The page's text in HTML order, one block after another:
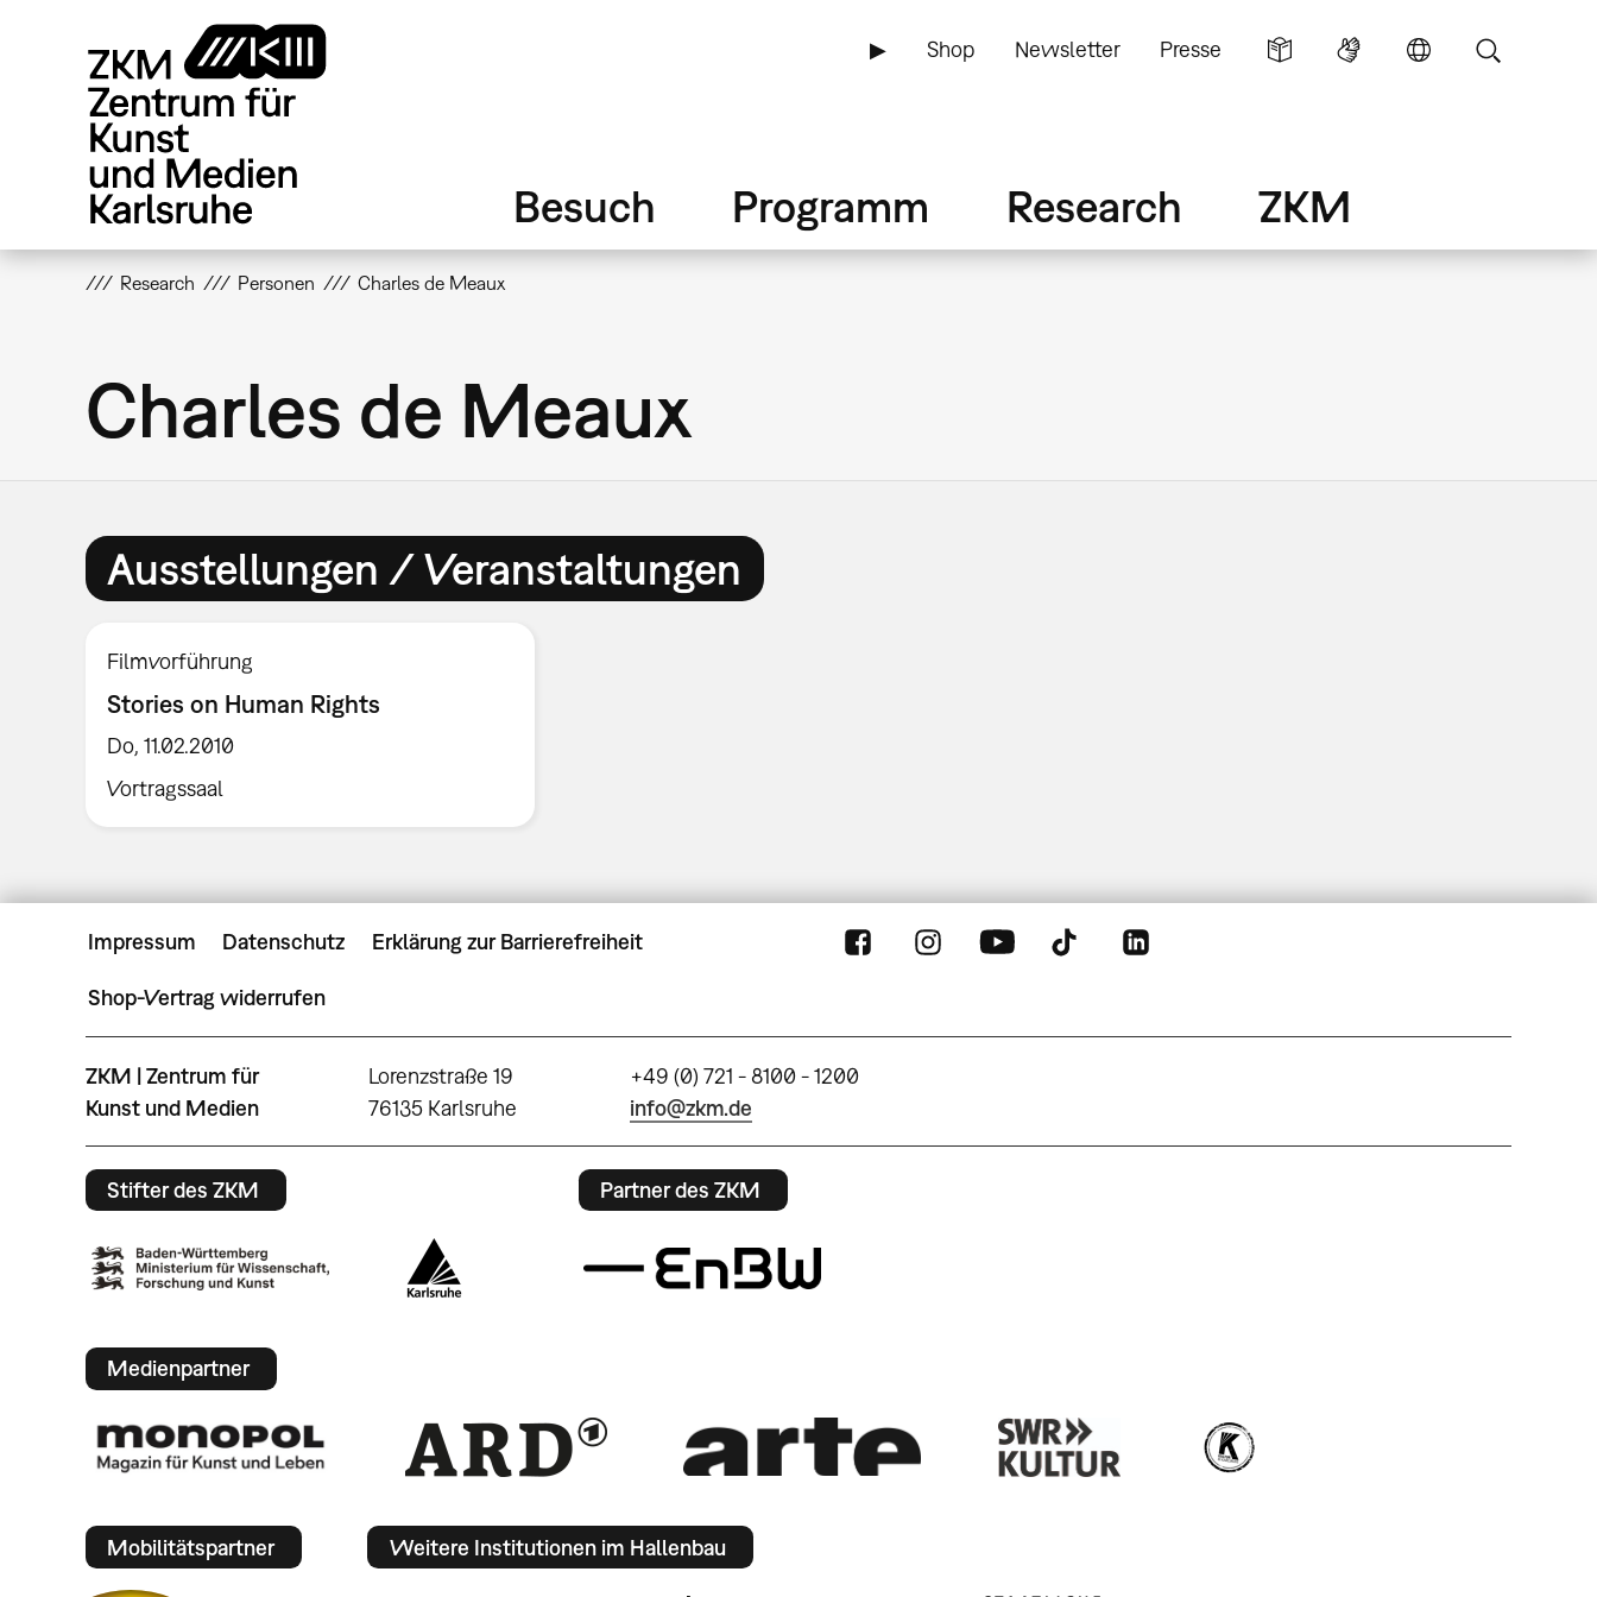
▶ Shop Newsletter Presse
Besuch Programm Research ZKM
Research Personen Charles de Meaux
Charles de Meaux
Ausstellungen / Veranstaltungen
Filmvorführung
Stories on Human Rights
Do, 11.02.2010
Vortragssaal
Impressum Datenschutz Erklärung zur Barrierefreiheit
Shop-Vertrag widerrufen
ZKM | Zentrum für
Kunst und Medien
Lorenzstraße 19
76135 Karlsruhe
+49 (0) 721 - 8100 - 1200
info@zkm.de
Stifter des ZKM Partner des ZKM
Medienpartner
Mobilitätspartner Weitere Institutionen im Hallenbau